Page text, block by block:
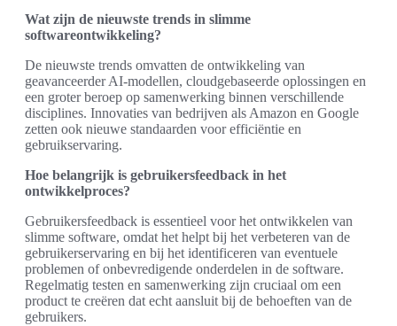
Wat zijn de nieuwste trends in slimme
softwareontwikkeling?
De nieuwste trends omvatten de ontwikkeling van
geavanceerder AI-modellen, cloudgebaseerde oplossingen en
een groter beroep op samenwerking binnen verschillende
disciplines. Innovaties van bedrijven als Amazon en Google
zetten ook nieuwe standaarden voor efficiëntie en
gebruikservaring.
Hoe belangrijk is gebruikersfeedback in het
ontwikkelproces?
Gebruikersfeedback is essentieel voor het ontwikkelen van
slimme software, omdat het helpt bij het verbeteren van de
gebruikerservaring en bij het identificeren van eventuele
problemen of onbevredigende onderdelen in de software.
Regelmatig testen en samenwerking zijn cruciaal om een
product te creëren dat echt aansluit bij de behoeften van de
gebruikers.